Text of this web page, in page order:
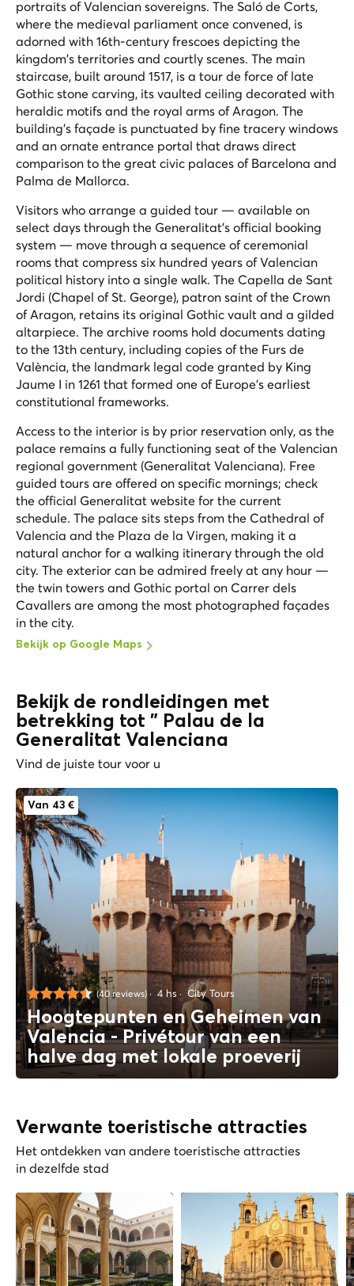
portraits of Valencian sovereigns. The Saló de Corts,
where the medieval parliament once convened, is
adorned with 16th-century frescoes depicting the
kingdom's territories and courtly scenes. The main
staircase, built around 1517, is a tour de force of late
Gothic stone carving, its vaulted ceiling decorated with
heraldic motifs and the royal arms of Aragon. The
building's façade is punctuated by fine tracery windows
and an ornate entrance portal that draws direct
comparison to the great civic palaces of Barcelona and
Palma de Mallorca.
Visitors who arrange a guided tour — available on
select days through the Generalitat's official booking
system — move through a sequence of ceremonial
rooms that compress six hundred years of Valencian
political history into a single walk. The Capella de Sant
Jordi (Chapel of St. George), patron saint of the Crown
of Aragon, retains its original Gothic vault and a gilded
altarpiece. The archive rooms hold documents dating
to the 13th century, including copies of the Furs de
València, the landmark legal code granted by King
Jaume I in 1261 that formed one of Europe's earliest
constitutional frameworks.
Access to the interior is by prior reservation only, as the
palace remains a fully functioning seat of the Valencian
regional government (Generalitat Valenciana). Free
guided tours are offered on specific mornings; check
the official Generalitat website for the current
schedule. The palace sits steps from the Cathedral of
Valencia and the Plaza de la Virgen, making it a
natural anchor for a walking itinerary through the old
city. The exterior can be admired freely at any hour —
the twin towers and Gothic portal on Carrer dels
Cavallers are among the most photographed façades
in the city.
Bekijk op Google Maps
Bekijk de rondleidingen met
betrekking tot " Palau de la
Generalitat Valenciana
Vind de juiste tour voor u
Van 43 €
(40 reviews) 4 hs City Tours
Hoogtepunten en Geheimen van
Valencia - Privétour van een
halve dag met lokale proeverij
Verwante toeristische attracties
Het ontdekken van andere toeristische attracties
in dezelfde stad